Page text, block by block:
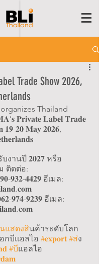
Trade Show 2026,
organizes Thailand
𝐏𝐫𝐢𝐯𝐚𝐭𝐞 𝐋𝐚𝐛𝐞𝐥 𝐓𝐫𝐚𝐝𝐞
𝟏𝟗-𝟐𝟎 𝐌𝐚𝐲 𝟐𝟎𝟐𝟔,
งานปี 𝟐𝟎𝟐𝟕 หรือ
ติดต่อ:
𝟗𝟑𝟐-𝟒𝟒𝟐𝟗 อีเมล:
𝟗𝟕𝟒-𝟗𝟐𝟑𝟗 อีเมล:
แสดงสินค้าระดับโลก
กบีแอลไอ #𝐞𝐱𝐩𝐨𝐫𝐭 #ส่ง
#บีแอลไอ